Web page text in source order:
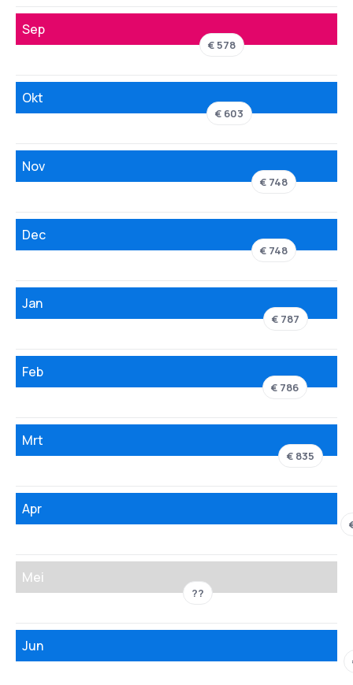
Sep
€ 578
Okt
€ 603
Nov
€ 748
Dec
€ 748
Jan
€ 787
Feb
€ 786
Mrt
€ 835
Apr
Mei
??
Jun